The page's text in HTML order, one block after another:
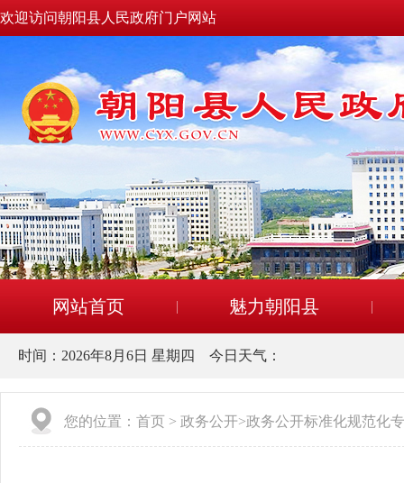
欢迎访问朝阳县人民政府门户网站
网站首页 魅力朝阳县
时间： 2026年8月6日 星期四 今日天气：
您的位置： 首页 > 政务公开>政务公开标准化规范化